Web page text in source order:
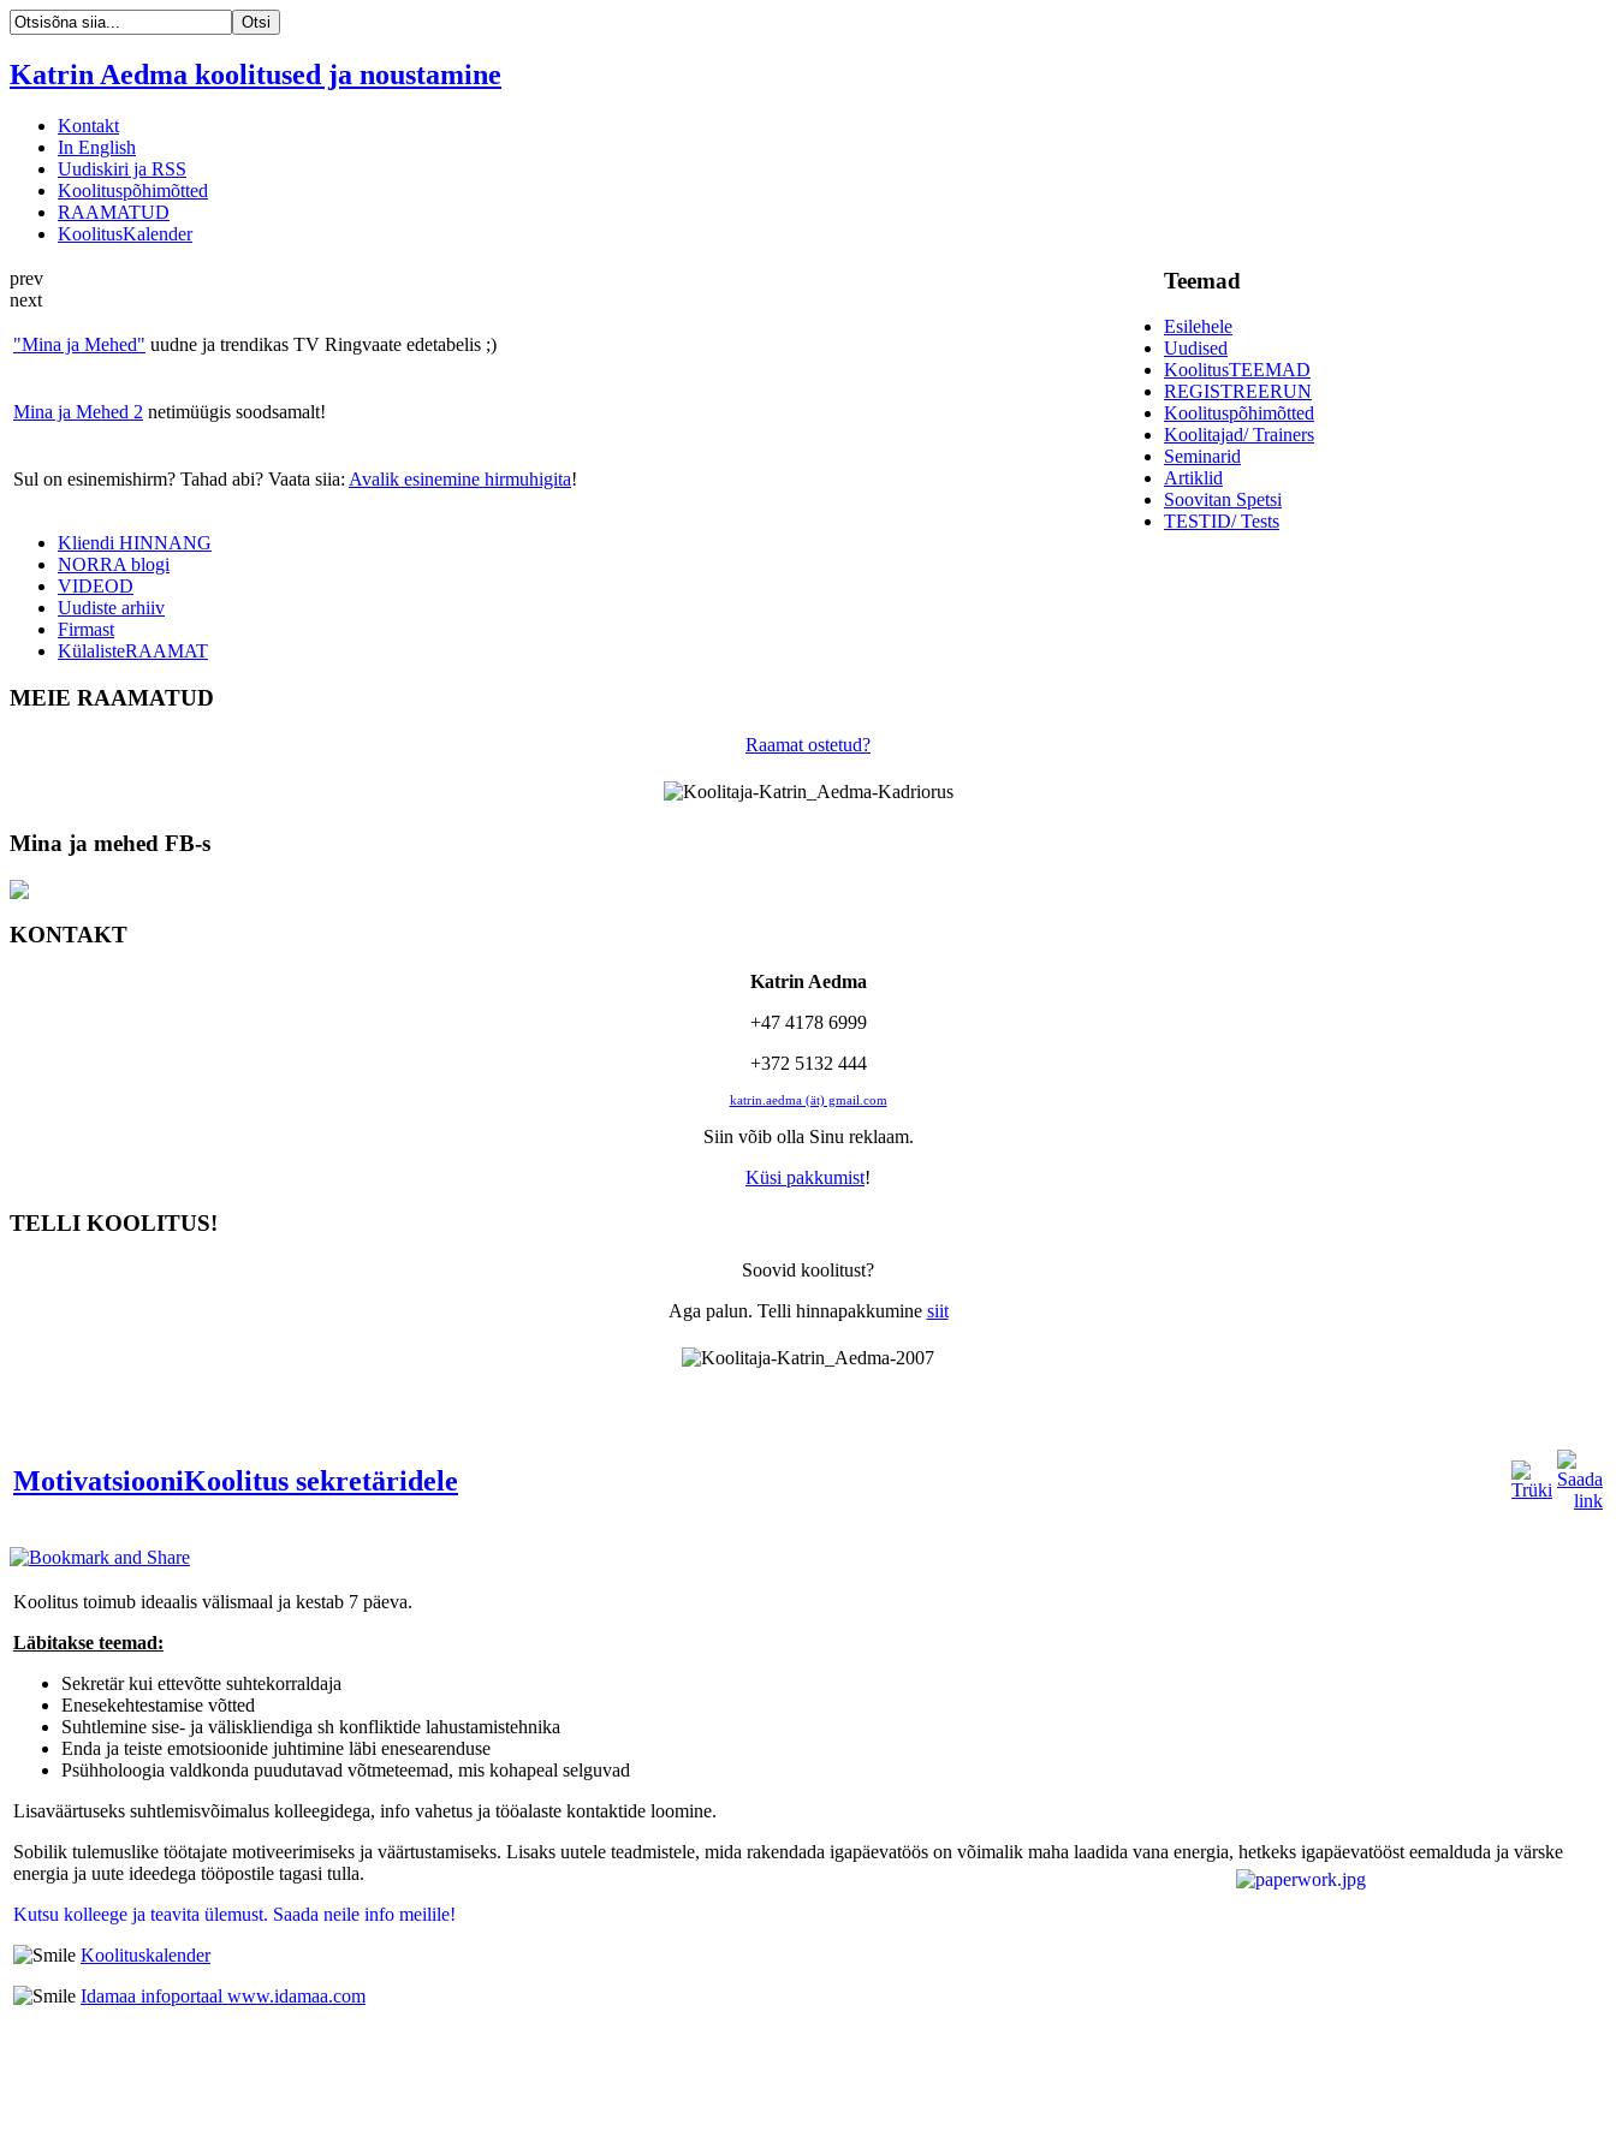
Katrin Aedma koolitused ja noustamine
Kontakt
In English
Uudiskiri ja RSS
Koolituspõhimõtted
RAAMATUD
KoolitusKalender
prev
next
"Mina ja Mehed" uudne ja trendikas TV Ringvaate edetabelis ;)
Mina ja Mehed 2 netimüügis soodsamalt!
Sul on esinemishirm? Tahad abi? Vaata siia: Avalik esinemine hirmuhigita!
Teemad
Esilehele
Uudised
KoolitusTEEMAD
REGISTREERUN
Koolituspõhimõtted
Koolitajad/ Trainers
Seminarid
Artiklid
Soovitan Spetsi
TESTID/ Tests
Kliendi HINNANG
NORRA blogi
VIDEOD
Uudiste arhiiv
Firmast
KülalisteRAAMAT
MEIE RAAMATUD
Raamat ostetud?
Mina ja mehed FB-s
KONTAKT
Katrin Aedma
+47 4178 6999
+372 5132 444
katrin.aedma (ät) gmail.com
Siin võib olla Sinu reklaam.
Küsi pakkumist!
TELLI KOOLITUS!
Soovid koolitust?
Aga palun. Telli hinnapakkumine siit
MotivatsiooniKoolitus sekretäridele
Koolitus toimub ideaalis välismaal ja kestab 7 päeva.
Läbitakse teemad:
Sekretär kui ettevõtte suhtekorraldaja
Enesekehtestamise võtted
Suhtlemine sise- ja väliskliendiga sh konfliktide lahustamistehnika
Enda ja teiste emotsioonide juhtimine läbi enesearenduse
Psühholoogia valdkonda puudutavad võtmeteemad, mis kohapeal selguvad
Lisaväärtuseks suhtlemisvõimalus kolleegidega, info vahetus ja tööalaste kontaktide loomine.
Sobilik tulemuslike töötajate motiveerimiseks ja väärtustamiseks. Lisaks uutele teadmistele, mida rakendada igapäevatöös on võimalik maha laadida vana energia, hetkeks igapäevatööst eemalduda ja värske
energia ja uute ideedega tööpostile tagasi tulla.
Kutsu kolleege ja teavita ülemust. Saada neile info meilile!
Koolituskalender
Idamaa infoportaal www.idamaa.com